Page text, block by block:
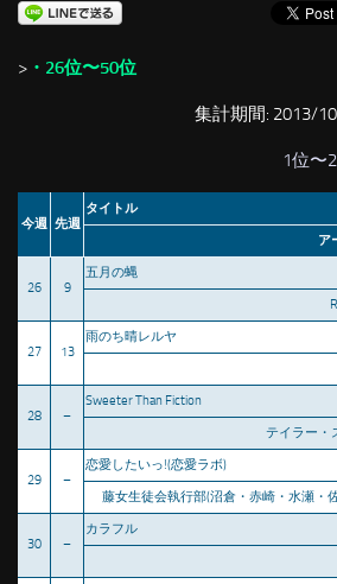
> ・26位〜50位
集計期間: 2013/
1位〜
今週 先週
タイトル
ア
26 9
五月の蝿
27 13
雨のち晴レルヤ
28 –
Sweeter Than Fiction
テイラー・
29 –
恋愛したいっ!(恋愛ラボ)
藤女生徒会執行部(沼倉・赤崎・水瀬・
30 –
カラフル